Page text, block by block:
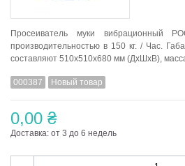
Просеиватель муки вибрационный
производительностью в 150 кг. / Час.
составляют 510х510х680 мм (ДхШхВ), масса
000387 Новый товар
0,00 ₴
Доставка: от 3 до 6 недель